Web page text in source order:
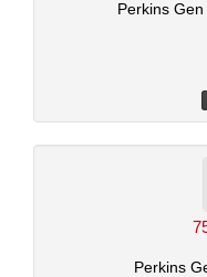
Perkins Gen
Perkins